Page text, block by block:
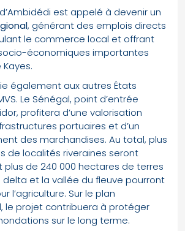
est appelé à devenir un
, générant des emplois directs
le commerce local et offrant
économiques importantes
également aux autres États
Le Sénégal, point d’entrée
profitera d’une valorisation
portuaires et d’un
des marchandises. Au total, plus
de localités riveraines seront
plus de 240 000 hectares de terres
delta et la vallée du fleuve pourront
l’agriculture. Sur le plan
le projet contribuera à protéger
sur le long terme.